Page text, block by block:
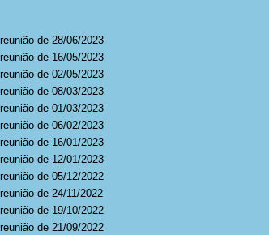
de 28/06/2023
de 16/05/2023
de 02/05/2023
de 08/03/2023
de 01/03/2023
de 06/02/2023
de 16/01/2023
de 12/01/2023
de 05/12/2022
de 24/11/2022
de 19/10/2022
de 21/09/2022